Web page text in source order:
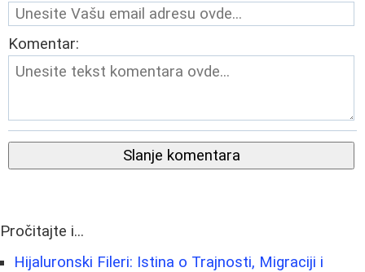
Komentar:
Slanje komentara
Pročitajte i...
Hijaluronski Fileri: Istina o Trajnosti, Migraciji i